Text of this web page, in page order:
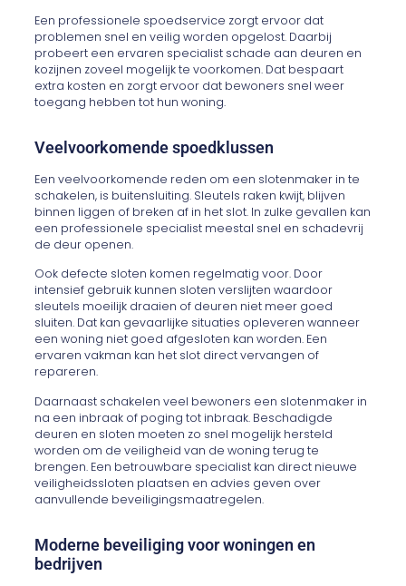
Een professionele spoedservice zorgt ervoor dat
problemen snel en veilig worden opgelost. Daarbij
probeert een ervaren specialist schade aan deuren en
kozijnen zoveel mogelijk te voorkomen. Dat bespaart
extra kosten en zorgt ervoor dat bewoners snel weer
toegang hebben tot hun woning.
Veelvoorkomende spoedklussen
Een veelvoorkomende reden om een slotenmaker in te
schakelen, is buitensluiting. Sleutels raken kwijt, blijven
binnen liggen of breken af in het slot. In zulke gevallen kan
een professionele specialist meestal snel en schadevrij
de deur openen.
Ook defecte sloten komen regelmatig voor. Door
intensief gebruik kunnen sloten verslijten waardoor
sleutels moeilijk draaien of deuren niet meer goed
sluiten. Dat kan gevaarlijke situaties opleveren wanneer
een woning niet goed afgesloten kan worden. Een
ervaren vakman kan het slot direct vervangen of
repareren.
Daarnaast schakelen veel bewoners een slotenmaker in
na een inbraak of poging tot inbraak. Beschadigde
deuren en sloten moeten zo snel mogelijk hersteld
worden om de veiligheid van de woning terug te
brengen. Een betrouwbare specialist kan direct nieuwe
veiligheidssloten plaatsen en advies geven over
aanvullende beveiligingsmaatregelen.
Moderne beveiliging voor woningen en
bedrijven